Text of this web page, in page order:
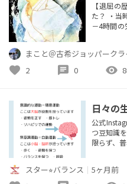
【退屈
た？ ・当
－4時間
土偶の製
な定住型
ンテナン
まこと＠古希ジョッパーク
favorite 2 chat 0 visibility
日々の
公式
つ豆知識
限らず、
スター⭐︎バランス ｜ 5ヶ月前